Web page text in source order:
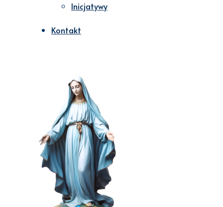
Inicjatywy
Kontakt